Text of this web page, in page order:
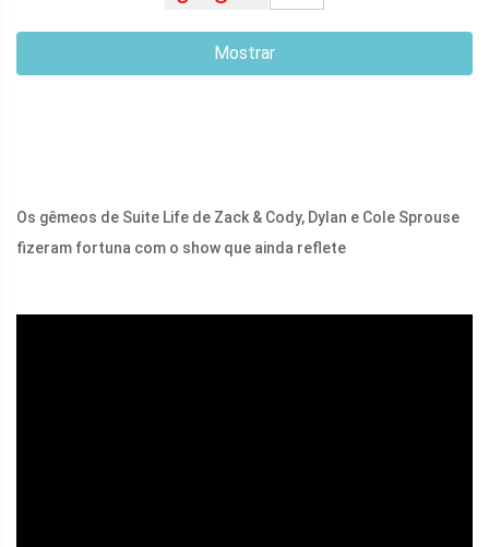
Mostrar
Os gêmeos de Suite Life de Zack & Cody, Dylan e Cole Sprouse
fizeram fortuna com o show que ainda reflete